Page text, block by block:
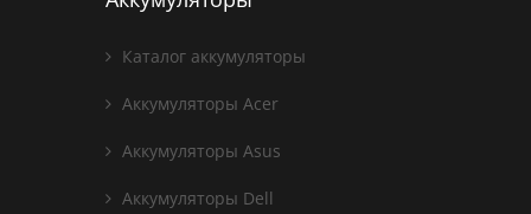
Каталог аккумуляторы
Аккумуляторы Acer
Аккумуляторы Asus
Аккумуляторы Dell